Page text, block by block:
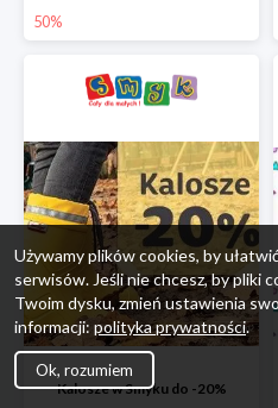
50%
Kalosze w Smyku do -20%
Używamy plików cookies, by
serwisów. Jeśli nie chcesz, by pliki
Twoim dysku, zmień ustawienia
informacji: polityka prywatności.
Ok, rozumiem